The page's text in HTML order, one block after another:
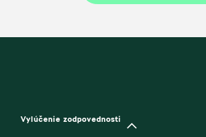
Vylúčenie zodpovednosti